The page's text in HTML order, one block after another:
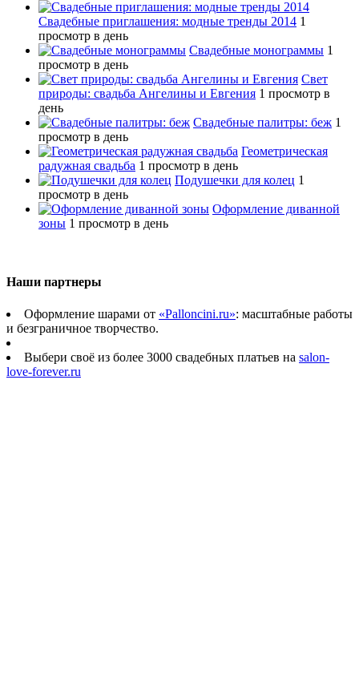
Свадебные приглашения: модные тренды 2014 1
просмотр в день
Свадебные монограммы 1
просмотр в день
Свет
природы: свадьба Ангелины и Евгения 1 просмотр в
день
Свадебные палитры: беж 1
просмотр в день
Геометрическая
радужная свадьба 1 просмотр в день
Подушечки для колец 1
просмотр в день
Оформление диванной
зоны 1 просмотр в день
Наши партнеры
Оформление шарами от «Palloncini.ru»: масштабные работы
и безграничное творчество.
Выбери своё из более 3000 свадебных платьев на salon-
love-forever.ru